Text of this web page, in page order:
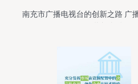
南充市广播电视台的创新之路 广